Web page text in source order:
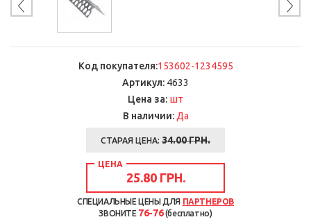
Код покупателя:153602-1234595
Артикул: 4633
Цена за: шт
В наличии: Да
СТАРАЯ ЦЕНА: 34.00 ГРН.
ЦЕНА
25.80 ГРН.
СПЕЦИАЛЬНЫЕ ЦЕНЫ ДЛЯ ПАРТНЕРОВ
ЗВОНИТЕ 76-76(бесплатно)